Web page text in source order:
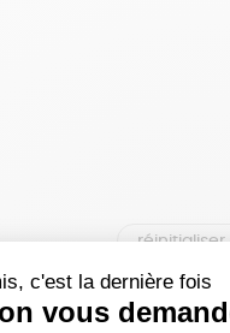
réinitialiser